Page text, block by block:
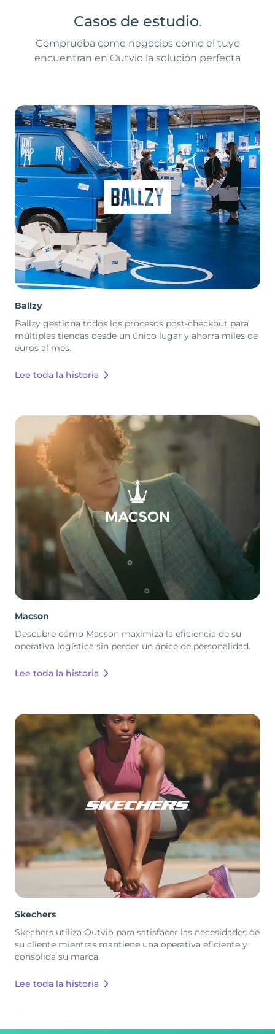
Casos de estudio.
Comprueba como negocios como el tuyo
encuentran en Outvio la solución perfecta
Ballzy
Ballzy gestiona todos los procesos post-checkout para
múltiples tiendas desde un único lugar y ahorra miles de
euros al mes.
Lee toda la historia
Macson
Descubre cómo Macson maximiza la eficiencia de su
operativa logística sin perder un ápice de personalidad.
Lee toda la historia
Skechers
Skechers utiliza Outvio para satisfacer las necesidades de
su cliente mientras mantiene una operativa eficiente y
consolida su marca.
Lee toda la historia